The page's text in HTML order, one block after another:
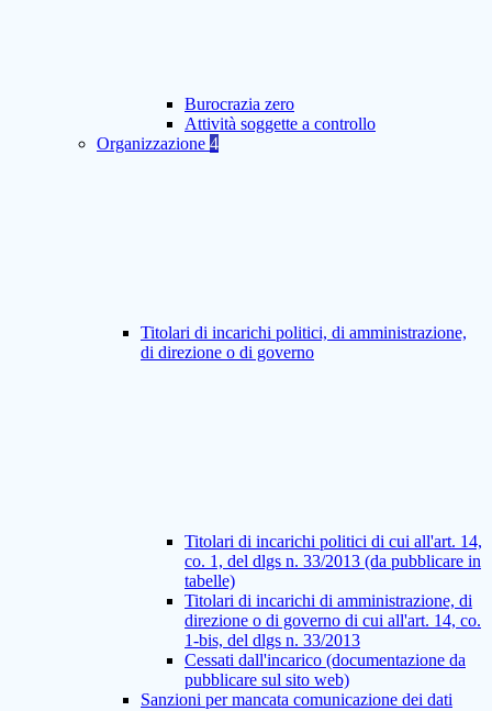
Burocrazia zero
Attività soggette a controllo
Organizzazione 4
Titolari di incarichi politici, di amministrazione,
di direzione o di governo
Titolari di incarichi politici di cui all'art. 14,
co. 1, del dlgs n. 33/2013 (da pubblicare in
tabelle)
Titolari di incarichi di amministrazione, di
direzione o di governo di cui all'art. 14, co.
1-bis, del dlgs n. 33/2013
Cessati dall'incarico (documentazione da
pubblicare sul sito web)
Sanzioni per mancata comunicazione dei dati